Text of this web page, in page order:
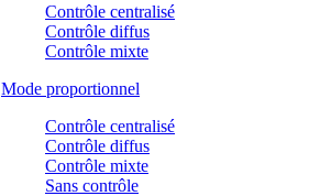
Contrôle centralisé
Contrôle diffus
Contrôle mixte
Mode proportionnel
Contrôle centralisé
Contrôle diffus
Contrôle mixte
Sans contrôle